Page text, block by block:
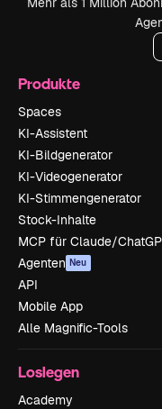
Produkte
Spaces
KI-Assistent
KI-Bildgenerator
KI-Videogenerator
KI-Stimmengenerator
Stock-Inhalte
MCP für Claude/
Agenten Neu
API
Mobile App
Alle Magnific-Tools
Loslegen
Academy